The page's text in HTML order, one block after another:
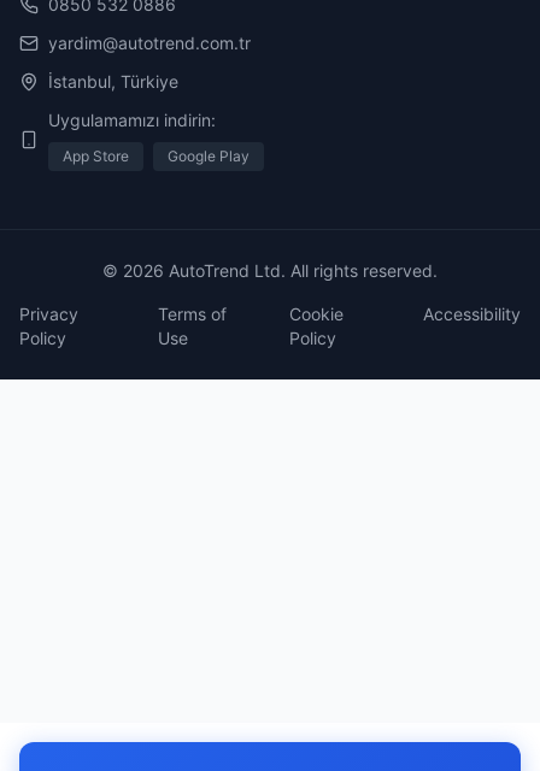
0850 532 0886
yardim@autotrend.com.tr
İstanbul, Türkiye
Uygulamamızı indirin:
App Store Google Play
© 2026 AutoTrend Ltd. All rights reserved.
Privacy
Policy
Terms of
Use
Cookie
Policy
Accessibility